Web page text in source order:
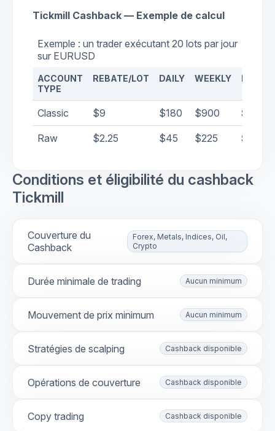
Tickmill Cashback — Exemple de calcul
Exemple : un trader exécutant 20 lots par jour
sur EURUSD
ACCOUNT
TYPE
REBATE/LOT DAILY WEEKLY
Classic $9 $180 $900
Raw $2.25 $45 $225 $990
Conditions et éligibilité du cashback
Tickmill
Couverture du
Cashback
Forex, Metals, Indices, Oil,
Crypto
Durée minimale de trading Aucun minimum
Mouvement de prix minimum Aucun minimum
Stratégies de scalping Cashback disponible
Opérations de couverture Cashback disponible
Copy trading Cashback disponible